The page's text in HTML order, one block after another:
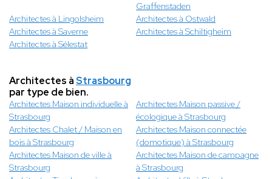
Graffenstaden
Architectes à Lingolsheim
Architectes à Ostwald
Architectes à Saverne
Architectes à Schiltigheim
Architectes à Sélestat
Architectes àStrasbourg
par type de bien.
Architectes Maison individuelle à
Strasbourg
Architectes Maison passive /
écologique à Strasbourg
Architectes Chalet / Maison en
bois à Strasbourg
Architectes Maison connectée
(domotique) à Strasbourg
Architectes Maison de ville à
Strasbourg
Architectes Maison de campagne
à Strasbourg